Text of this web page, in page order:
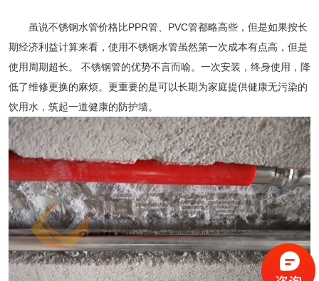
虽说不锈钢水管价格比PPR管、PVC管都略高些，但是如果按长
期经济利益计算来看，使用不锈钢水管虽然第一次成本有点高，但是
使用周期超长。 不锈钢管的优势不言而喻。一次安装，终身使用，降
低了维修更换的麻烦。更重要的是可以长期为家庭提供健康无污染的
饮用水，筑起一道健康的防护墙。